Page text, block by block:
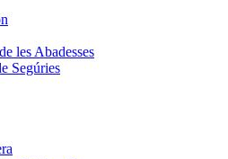
les Abadesses
Segúries